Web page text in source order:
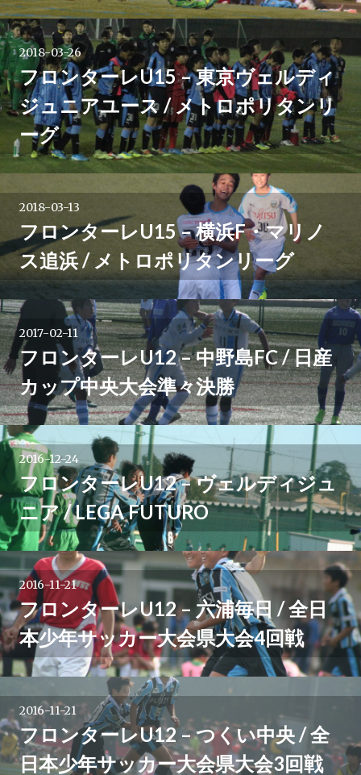
2018-03-26
フロンターレU15 – 東京ヴェルディ
ジュニアユース / メトロポリタンリ
ーグ
2018-03-13
フロンターレU15 – 横浜F・マリノ
ス追浜 / メトロポリタンリーグ
2017-02-11
フロンターレU12 – 中野島FC / 日産
カップ中央大会準々決勝
2016-12-24
フロンターレU12 – ヴェルディジュ
ニア / LEGA FUTURO
2016-11-21
フロンターレU12 – 六浦毎日 / 全日
本少年サッカー大会県大会4回戦
2016-11-21
フロンターレU12 – つくい中央 / 全
日本少年サッカー大会県大会3回戦